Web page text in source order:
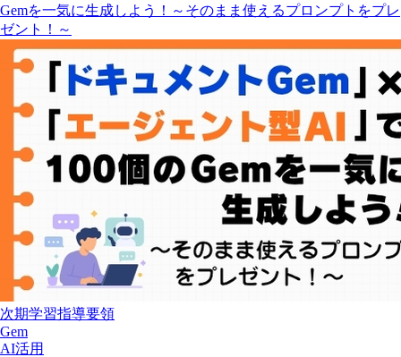
Gemを一気に生成しよう！～そのまま使えるプロンプトをプレ
ゼント！～
次期学習指導要領
Gem
AI活用